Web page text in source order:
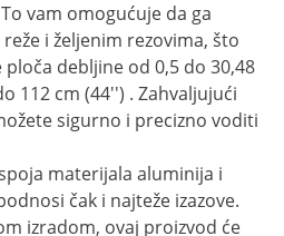
vam omogućuje da ga
i željenim rezovima, što
debljine od 0,5 do 30,48
112 cm (44'') . Zahvaljujući
sigurno i precizno voditi
materijala aluminija i
čak i najteže izazove.
izradom, ovaj proizvod će